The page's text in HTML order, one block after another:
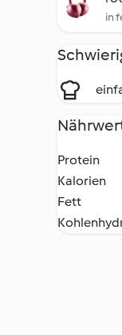
in
Protein
Kalorien
Fett